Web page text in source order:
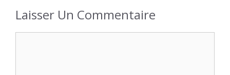
Laisser Un Commentaire